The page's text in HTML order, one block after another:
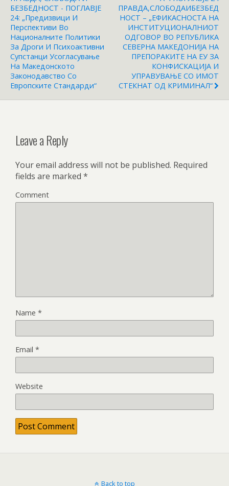
БЕЗБЕДНОСТ - ПОГЛАВЈЕ
24: „Предизвици И
Перспективи Во
Националните Политики
За Дроги И Психоактивни
Супстанци Усогласување
На Македонското
Законодавство Со
Европските Стандарди“
ПРАВДА,СЛОБОДАИБЕЗБЕД
НОСТ – „ЕФИКАСНОСТА НА
ИНСТИТУЦИОНАЛНИОТ
ОДГОВОР ВО РЕПУБЛИКА
СЕВЕРНА МАКЕДОНИЈА НА
ПРЕПОРАКИТЕ НА ЕУ ЗА
КОНФИСКАЦИЈА И
УПРАВУВАЊЕ СО ИМОТ
СТЕКНАТ ОД КРИМИНАЛ“
Leave a Reply
Your email address will not be published. Required
fields are marked *
Comment
Name *
Email *
Website
Back to top